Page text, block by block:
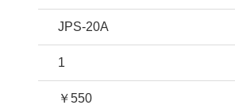
JPS-20A
1
￥550